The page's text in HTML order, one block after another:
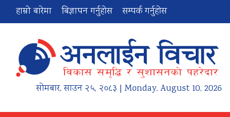
हाम्रो बारेमा बिज्ञापन गर्नुहोस सम्पर्क गर्नुहोस
सोमबार,साउन २५, २०८३ | Monday, August 10, 2026